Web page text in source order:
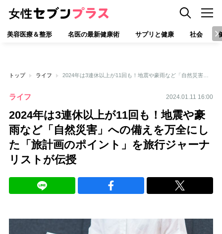
美容医療＆整形 名医の最新健康術 サプリと健康 社会
トップ ライフ 2024年は3連休以上が11回も！地震や豪雨など「自然災害」への備えを万全にした「旅計画のポイント」を旅行ジャーナリストが伝授
ライフ 2024.01.11 16:00
2024年は3連休以上が11回も！地震や豪
雨など「自然災害」への備えを万全にし
た「旅計画のポイント」を旅行ジャーナ
リストが伝授